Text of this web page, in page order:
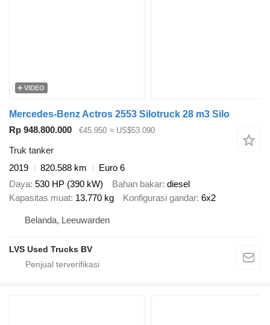
VIDEO
Mercedes-Benz Actros 2553 Silotruck 28 m3 Silo
Rp 948.800.000
€45.950 ≈ US$53.090
Truk tanker
2019
820.588 km
Euro 6
Daya 530 HP (390 kW) Bahan bakar diesel
Kapasitas muat 13.770 kg Konfigurasi gandar 6x2
Belanda, Leeuwarden
LVS Used Trucks BV